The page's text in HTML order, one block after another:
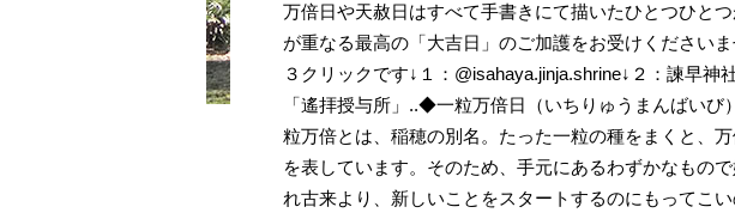
万倍日や天赦日はすべて手書きにて描いたひとつひと
が重なる最高の「大吉日」のご加護をお受けください
３クリックです↓１：@isahaya.jinja.shrine↓２：諫早
「遙拝授与所」..◆一粒万倍日（いちりゅうまんばいび
粒万倍とは、稲穂の別名。たった一粒の種をまくと、
を表しています。そのため、手元にあるわずかなもの
れ古来より、新しいことをスタートするのにもってこ